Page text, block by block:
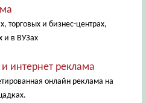
торговых и бизнес-центрах,
и в ВУЗах
интернет реклама
онлайн реклама на